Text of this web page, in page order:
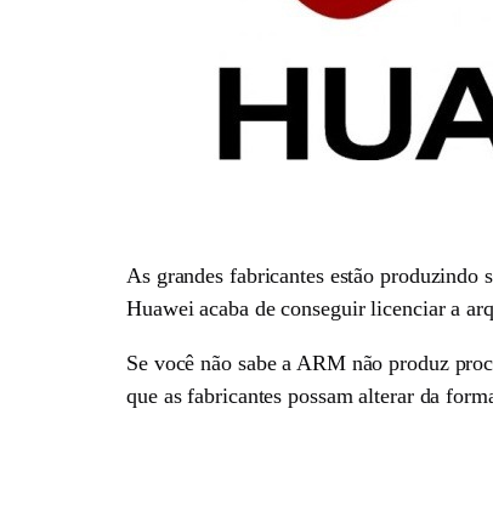
As grandes fabricantes estão produzindo
Huawei acaba de conseguir licenciar a
Se você não sabe a ARM não produz
que as fabricantes possam alterar da